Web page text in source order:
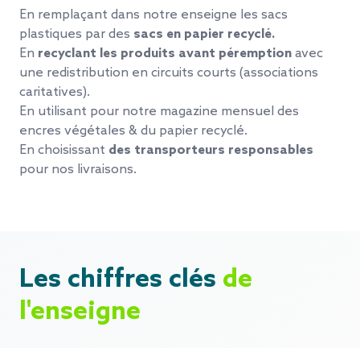
En remplaçant dans notre enseigne les sacs
plastiques par des sacs en papier recyclé.
En recyclant les produits avant péremption avec
une redistribution en circuits courts (associations
caritatives).
En utilisant pour notre magazine mensuel des
encres végétales & du papier recyclé.
En choisissant des transporteurs responsables
pour nos livraisons.
Les chiffres clés de
l'enseigne